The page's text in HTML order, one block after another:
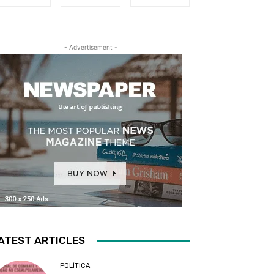
- Advertisement -
ARTICLES
POLÍTICA